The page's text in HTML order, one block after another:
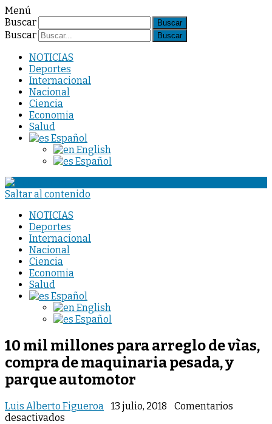
Menú
Buscar
Buscar
NOTICIAS
Deportes
Internacional
Nacional
Ciencia
Economia
Salud
Español
English
Español
Saltar al contenido
NOTICIAS
Deportes
Internacional
Nacional
Ciencia
Economia
Salud
Español
English
Español
10 mil millones para arreglo de vìas,
compra de maquinaria pesada, y
parque automotor
Luis Alberto Figueroa 13 julio, 2018
Comentarios
desactivados